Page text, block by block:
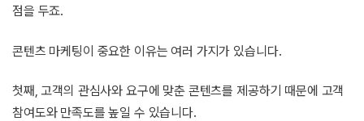
점을 두죠.
콘텐츠 마케팅이 중요한 이유는 여러 가지가 있습니다.
첫째, 고객의 관심사와 요구에 맞춘 콘텐츠를 제공하기 때문에 고객
참여도와 만족도를 높일 수 있습니다.